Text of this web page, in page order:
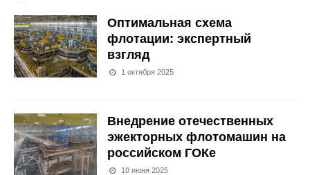
Оптимальная схема
флотации: экспертный
взгляд
1 октября 2025
Внедрение отечественных
эжекторных флотомашин на
российском ГОКе
10 июня 2025